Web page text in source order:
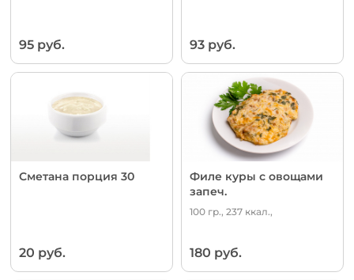
95 руб. 93 руб.
Сметана порция 30
20 руб.
Филе куры с овощами
запеч.
100 гр., 237 ккал.,
180 руб.